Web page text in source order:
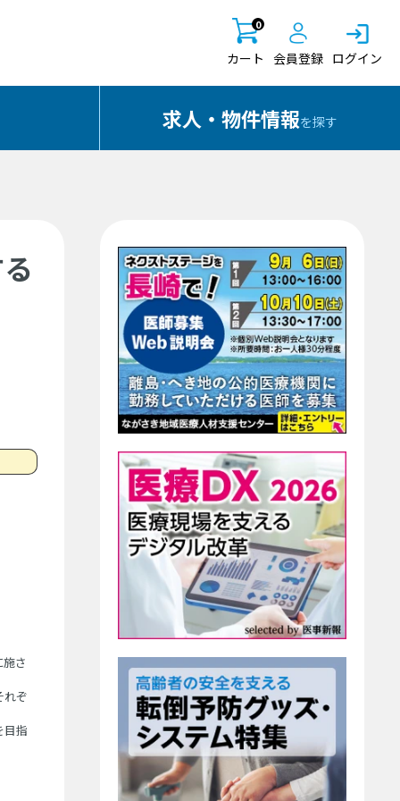
0
カート 会員登録 ログイン
求人・物件情報を探す
さ
ぞ
目指